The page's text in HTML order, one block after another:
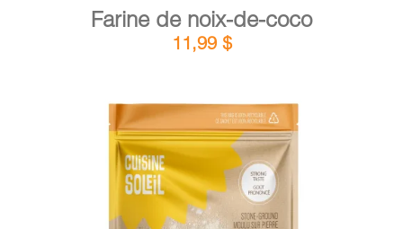
Farine de noix-de-coco
11,99 $